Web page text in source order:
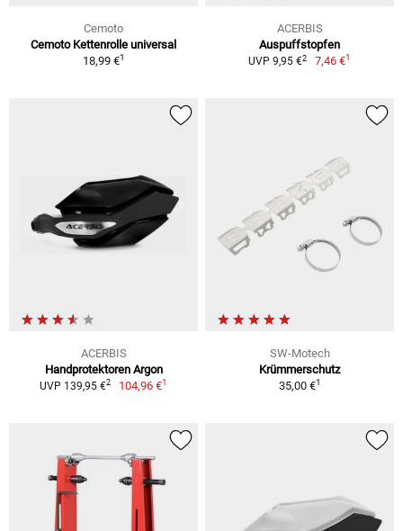
Cemoto
Cemoto Kettenrolle universal
18,99 €1
ACERBIS
Auspuffstopfen
UVP 9,95 €2 7,46 €1
ACERBIS
Handprotektoren Argon
UVP 139,95 €2 104,96 €1
SW-Motech
Krümmerschutz
35,00 €1